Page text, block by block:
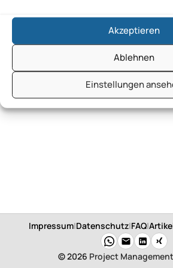
Akzeptieren
Ablehnen
Einstellungen
Impressum|Datenschutz|FAQ|
© 2026 Project